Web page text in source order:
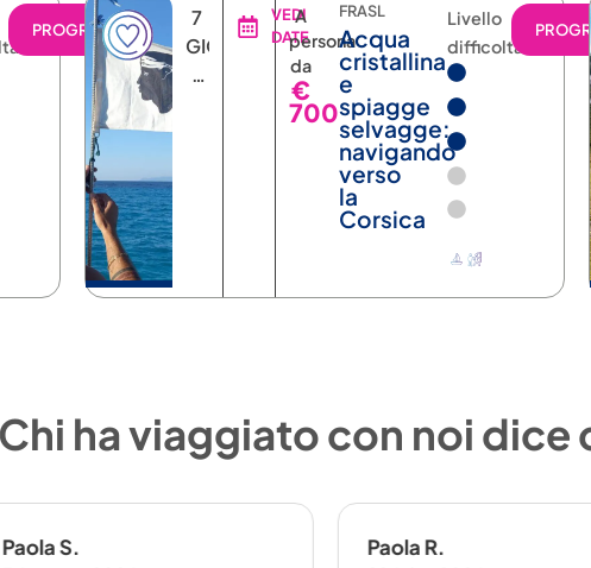
PROGRAMMA
7
GIORNI
6
VEDI
DATE
A
persona
da
€
700
FRASL
Acqua
cristallina
e
spiagge
selvagge:
navigando
verso
la
Corsica
Livello
difficoltà
Chi ha viaggiato con noi dice
Paola S. Paola R.